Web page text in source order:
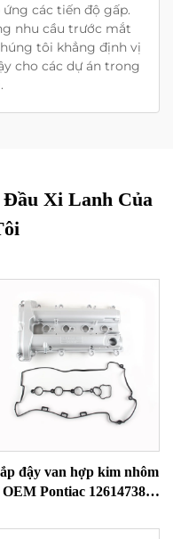
các tiến độ gấp.
nhu cầu trước mắt
tôi khẳng định vị
cho các dự án trong
Đầu Xi Lanh Của
đậy van hợp kim nhôm
OEM Pontiac 12614738
phớt mới hoàn toàn Phụ